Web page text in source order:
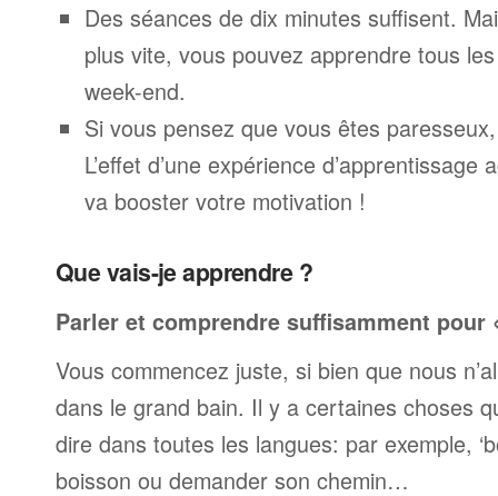
Des séances de dix minutes suffisent.
plus vite, vous pouvez apprendre tous
week-end.
Si vous pensez que vous êtes
L’effet d’une expérience
va booster votre motivation !
Que vais-je apprendre ?
Parler et comprendre suffisamment pour
Vous commencez juste, si bien que nous
dans le grand bain. Il y a certaines choses
dire dans toutes les langues: par exemple,
boisson ou demander son chemin…